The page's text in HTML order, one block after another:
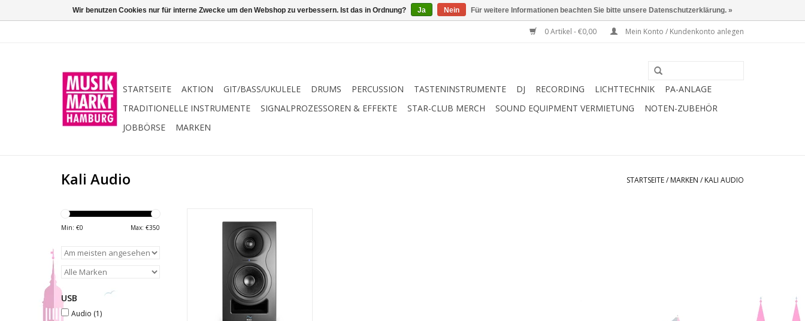
0 Artikel - €0,00 Mein Konto / Kundenkonto anlegen
STARTSEITE AKTION GIT/BASS/UKULELE DRUMS PERCUSSION TASTENINSTRUMENTE DJ RECORDING LICHTTECHNIK
PA-ANLAGE
TRADITIONELLE INSTRUMENTE
SIGNALPROZESSOREN & EFFEKTE STAR-CLUB MERCH SOUND EQUIPMENT VERMIETUNG
NOTEN-ZUBEHÖR
JOBBÖRSE
MARKEN
Kali Audio STARTSEITE/ MARKEN / KALI AUDIO
Min: €0 Max: €350
USB
Audio (1)
zu den innovativsten
Studiomonitoren, die je
entwickelt wurden.
ZUM WARENKORB HINZUFÜGEN
Wir benutzen Cookies nur für interne Zwecke um den Webshop zu verbessern. Ist das in Ordnung? Ja Nein Für weitere Informationen beachten Sie bitte unsere Datenschutzerklärung. »